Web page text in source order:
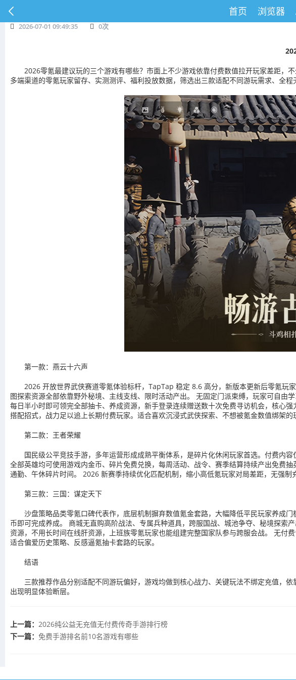
首页 浏览器
2026-07-01 09:49:35 0次
2026零氪最建议玩的三个游戏有哪些？市面上不少游戏依靠付费数值拉开玩家差距，
多端渠道的零氪玩家留存、实测测评、福利投放数据，筛选出三款适配不同游玩需求、全
第一款：燕云十六声
2026 开放世界武侠赛道零氪体验标杆，TapTap 稳定 8.6 高分，新版本更新后零氪玩
图探索资源全部依靠野外秘境、主线支线、限时活动产出。 无固定门派束缚，玩家可自由
每日半小时即可领完全部抽卡、养成资源，新手登录连续赠送数十次免费寻访机会，核心
搭配招式，战力足以追上长期付费玩家。适合喜欢沉浸式武侠探索、不想被氪金数值绑架的
第二款：王者荣耀
国民级公平竞技手游，多年运营形成成熟平衡体系，是碎片化休闲玩家首选。付费内
全部英雄均可使用游戏内金币、碎片免费兑换，每周活动、战令、赛季结算持续产出免费
通勤、午休碎片时间。 2026 新赛季持续优化匹配机制，缩小高低氪玩家对局差距，无强
第三款：三国：谋定天下
沙盘策略品类零氪口碑代表作，底层机制摒弃数值氪金套路，大幅降低平民玩家养成
币即可完成养成。 商城无直购高阶战法、专属兵种道具，跨服国战、城池争夺、秘境探
资源，不用长时间在线肝资源，上班族零氪玩家也能组建完整国家队参与跨服会战。 无付
适合偏爱历史策略、反感逼氪抽卡套路的玩家。
结语
三款推荐作品分别适配不同游玩偏好，游戏均做到核心战力、关键玩法不绑定充值，
出现明显体验断层。
上一篇： 2026纯公益无充值无付费传奇手游排行榜
下一篇： 免费手游排名前10名游戏有哪些